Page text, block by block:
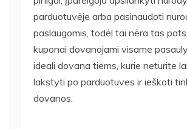
parduotuvėje arba pasinaudoti
paslaugomis, todėl tai nėra tas
kuponai dovanojami visame
ideali dovana tiems, kurie neturite
lakstyti po parduotuves ir ieškoti
dovanos.